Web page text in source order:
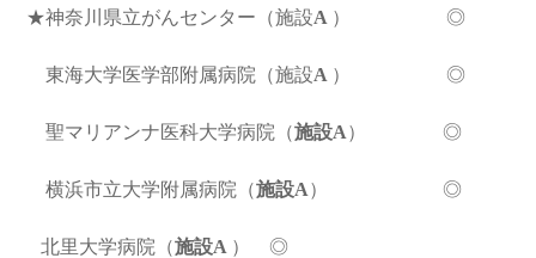
★神奈川県立がんセンター （施設A ） ◎
東海大学医学部附属病院（施設A ） ◎
聖マリアンナ医科大学病院 （施設A） ◎
横浜市立大学附属病院 （施設A） ◎
北里大学病院 （施設A ） ◎